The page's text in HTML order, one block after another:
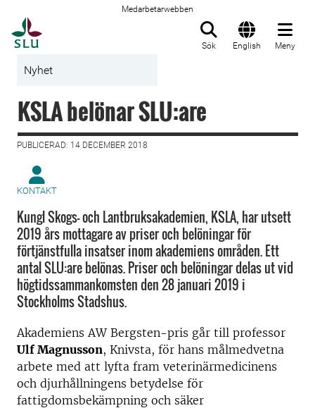
Medarbetarwebben
Sök English Meny
Nyhet
KSLA belönar SLU:are
PUBLICERAD: 14 DECEMBER 2018
KONTAKT
Kungl Skogs- och Lantbruksakademien, KSLA, har utsett
2019 års mottagare av priser och belöningar för
förtjänstfulla insatser inom akademiens områden. Ett
antal SLU:are belönas. Priser och belöningar delas ut vid
högtidssammankomsten den 28 januari 2019 i
Stockholms Stadshus.
Akademiens AW Bergsten-pris går till professor
Ulf Magnusson, Knivsta, för hans målmedvetna
arbete med att lyfta fram veterinärmedicinens
och djurhållningens betydelse för
fattigdomsbekämpning och säker